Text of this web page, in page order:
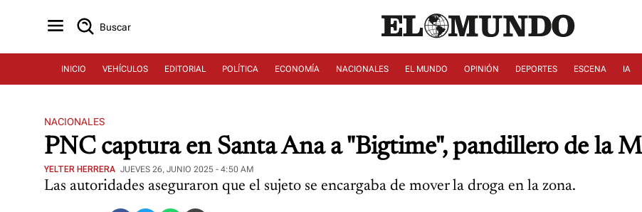
Buscar
INICIO VEHÍCULOS EDITORIAL POLÍTICA ECONOMÍA NACIONALES EL MUNDO OPINIÓN DEPORTES ESCENA IA
NACIONALES
PNC captura en Santa Ana a "Bigtime", pandillero de la
YELTER HERRERA JUEVES 26, JUNIO 2025 - 4:50 AM
Las autoridades aseguraron que el sujeto se encargaba de mover la droga en la zona.